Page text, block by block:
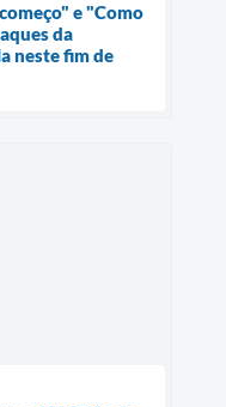
e "Como
da
neste fim de